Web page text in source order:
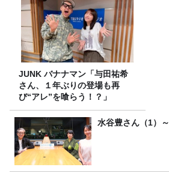
JUNK バナナマン「与田祐希
さん、１年ぶりの登場も再
び“アレ”を喰らう！？」
水谷豊さん（1）～